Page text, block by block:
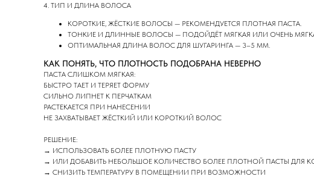
4. ТИП И ДЛИНА ВОЛОСА
КОРОТКИЕ, ЖЁСТКИЕ ВОЛОСЫ — РЕКОМЕНДУЕТСЯ ПЛОТНАЯ ПАСТА.
ТОНКИЕ И ДЛИННЫЕ ВОЛОСЫ — ПОДОЙДЁТ МЯГКАЯ ИЛИ ОЧЕНЬ
ОПТИМАЛЬНАЯ ДЛИНА ВОЛОС ДЛЯ ШУГАРИНГА — 3–5 ММ.
КАК ПОНЯТЬ, ЧТО ПЛОТНОСТЬ ПОДОБРАНА НЕВЕРНО
ПАСТА СЛИШКОМ МЯГКАЯ:
БЫСТРО ТАЕТ И ТЕРЯЕТ ФОРМУ
СИЛЬНО ЛИПНЕТ К ПЕРЧАТКАМ
РАСТЕКАЕТСЯ ПРИ НАНЕСЕНИИ
НЕ ЗАХВАТЫВАЕТ ЖЁСТКИЙ ИЛИ КОРОТКИЙ ВОЛОС
РЕШЕНИЕ:
→ ИСПОЛЬЗОВАТЬ БОЛЕЕ ПЛОТНУЮ ПАСТУ
→ ИЛИ ДОБАВИТЬ НЕБОЛЬШОЕ КОЛИЧЕСТВО БОЛЕЕ ПЛОТНОЙ ПАСТЫ ДЛЯ
→ СНИЗИТЬ ТЕМПЕРАТУРУ В ПОМЕЩЕНИИ ПРИ ВОЗМОЖНОСТИ